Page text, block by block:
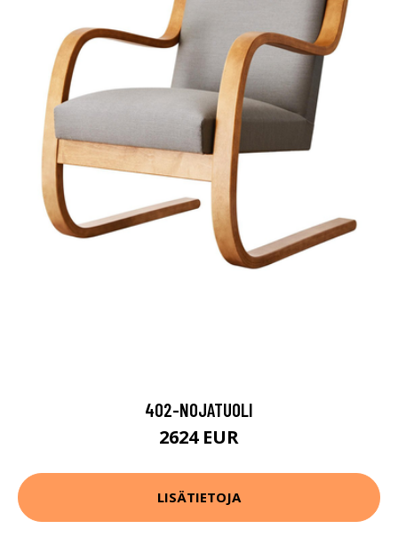
402-NOJATUOLI
2624 EUR
LISÄTIETOJA